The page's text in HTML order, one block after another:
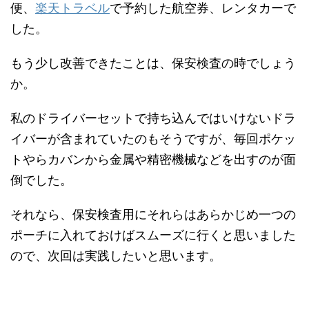
便、 楽天トラベルで予約した航空券、レンタカーで
した。
もう少し改善できたことは、保安検査の時でしょう
か。
私のドライバーセットで持ち込んではいけないドラ
イバーが含まれていたのもそうですが、毎回ポケッ
トやらカバンから金属や精密機械などを出すのが面
倒でした。
それなら、保安検査用にそれらはあらかじめ一つの
ポーチに入れておけばスムーズに行くと思いました
ので、次回は実践したいと思います。